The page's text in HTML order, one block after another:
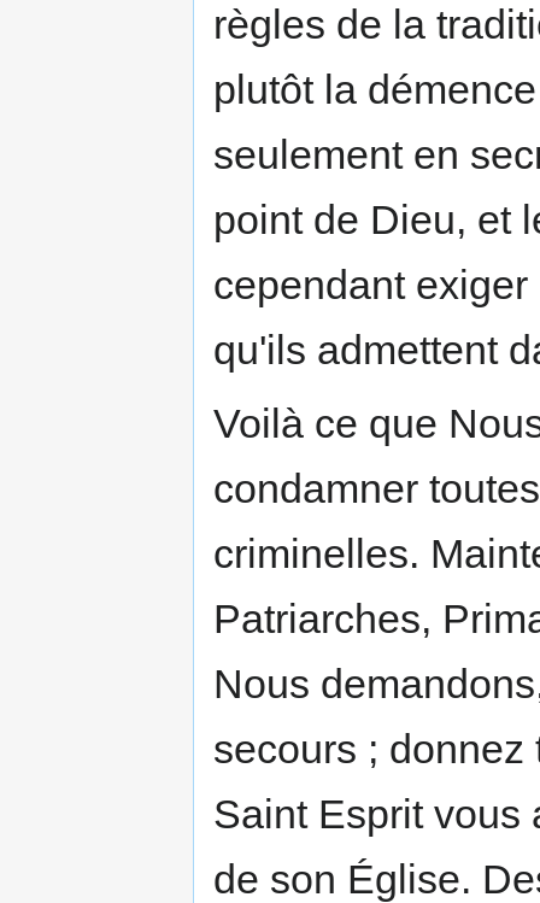
règles de la
plutôt la
seulement en
point de Dieu, et
cependant
qu'ils admettent
Voilà ce que
condamner
criminelles.
Patriarches,
Nous
secours ;
Saint Esprit vous
de son Église.